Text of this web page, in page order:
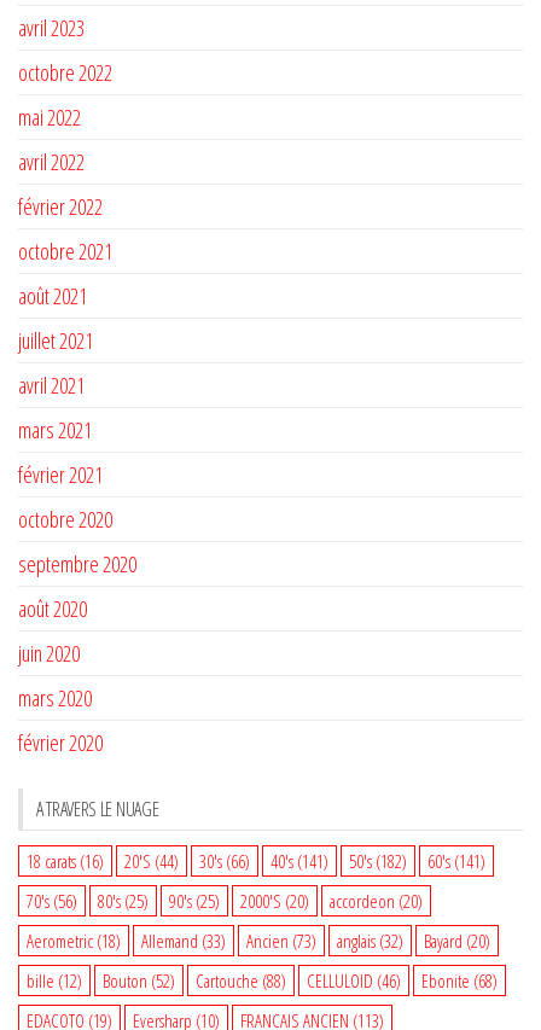
avril 2023
octobre 2022
mai 2022
avril 2022
février 2022
octobre 2021
août 2021
juillet 2021
avril 2021
mars 2021
février 2021
octobre 2020
septembre 2020
août 2020
juin 2020
mars 2020
février 2020
A TRAVERS LE NUAGE
18 carats (16) 20'S (44) 30's (66) 40's (141) 50's (182) 60's (141)
70's (56) 80's (25) 90's (25) 2000'S (20) accordeon (20)
Aerometric (18) Allemand (33) Ancien (73) anglais (32) Bayard (20)
bille (12) Bouton (52) Cartouche (88) CELLULOID (46) Ebonite (68)
EDACOTO (19) Eversharp (10) FRANCAIS ANCIEN (113)